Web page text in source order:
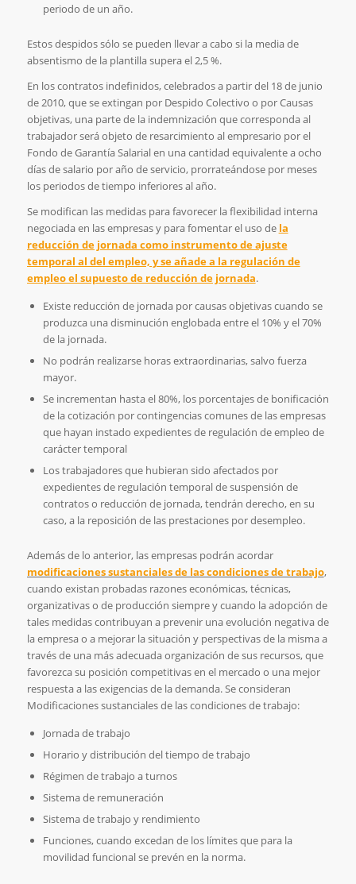
periodo de un año.
Estos despidos sólo se pueden llevar a cabo si la media de
absentismo de la plantilla supera el 2,5 %.
En los contratos indefinidos, celebrados a partir del 18 de junio
de 2010, que se extingan por Despido Colectivo o por Causas
objetivas, una parte de la indemnización que corresponda al
trabajador será objeto de resarcimiento al empresario por el
Fondo de Garantía Salarial en una cantidad equivalente a ocho
días de salario por año de servicio, prorrateándose por meses
los periodos de tiempo inferiores al año.
Se modifican las medidas para favorecer la flexibilidad interna
negociada en las empresas y para fomentar el uso de la
reducción de jornada como instrumento de ajuste
temporal al del empleo, y se añade a la regulación de
empleo el supuesto de reducción de jornada.
Existe reducción de jornada por causas objetivas cuando se
produzca una disminución englobada entre el 10% y el 70%
de la jornada.
No podrán realizarse horas extraordinarias, salvo fuerza
mayor.
Se incrementan hasta el 80%, los porcentajes de bonificación
de la cotización por contingencias comunes de las empresas
que hayan instado expedientes de regulación de empleo de
carácter temporal
Los trabajadores que hubieran sido afectados por
expedientes de regulación temporal de suspensión de
contratos o reducción de jornada, tendrán derecho, en su
caso, a la reposición de las prestaciones por desempleo.
Además de lo anterior, las empresas podrán acordar
modificaciones sustanciales de las condiciones de trabajo,
cuando existan probadas razones económicas, técnicas,
organizativas o de producción siempre y cuando la adopción de
tales medidas contribuyan a prevenir una evolución negativa de
la empresa o a mejorar la situación y perspectivas de la misma a
través de una más adecuada organización de sus recursos, que
favorezca su posición competitivas en el mercado o una mejor
respuesta a las exigencias de la demanda. Se consideran
Modificaciones sustanciales de las condiciones de trabajo:
Jornada de trabajo
Horario y distribución del tiempo de trabajo
Régimen de trabajo a turnos
Sistema de remuneración
Sistema de trabajo y rendimiento
Funciones, cuando excedan de los límites que para la
movilidad funcional se prevén en la norma.